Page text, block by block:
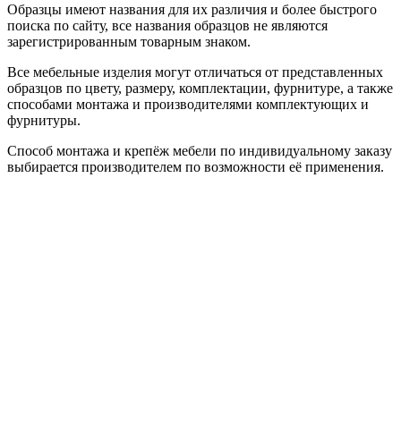
Образцы имеют названия для их различия и более быстрого
поиска по сайту, все названия образцов не являются
зарегистрированным товарным знаком.
Все мебельные изделия могут отличаться от представленных
образцов по цвету, размеру, комплектации, фурнитуре, а также
способами монтажа и производителями комплектующих и
фурнитуры.
Способ монтажа и крепёж мебели по индивидуальному заказу
выбирается производителем по возможности её применения.